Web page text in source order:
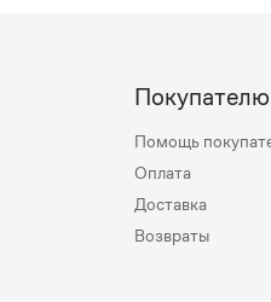
Покупателю
Помощь
Оплата
Доставка
Возвраты